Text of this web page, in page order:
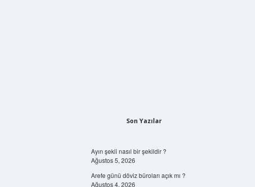
Son Yazılar
Ayın şekli nasıl bir şekildir ?
Ağustos 5, 2026
Arefe günü döviz büroları açık mı ?
Ağustos 4, 2026